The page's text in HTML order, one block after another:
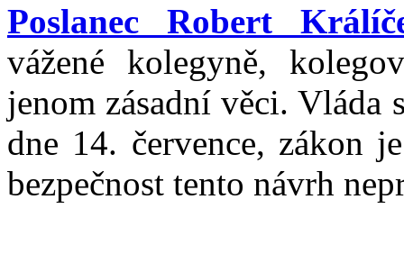
Poslanec Robert
vážené kolegyně,
jenom zásadní věci. Vláda
dne 14. července, zákon
bezpečnost tento návrh